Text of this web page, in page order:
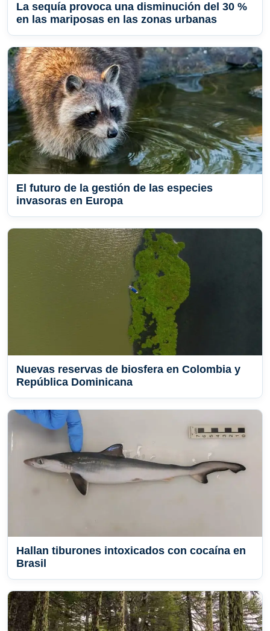
La sequía provoca una disminución del 30 %
en las mariposas en las zonas urbanas
El futuro de la gestión de las especies
invasoras en Europa
Nuevas reservas de biosfera en Colombia y
República Dominicana
Hallan tiburones intoxicados con cocaína en
Brasil